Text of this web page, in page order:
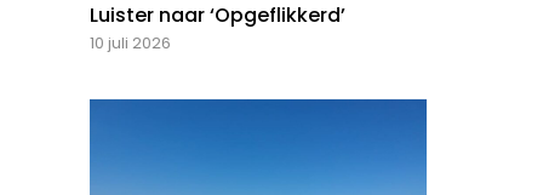
Luister naar ‘Opgeflikkerd’
10 juli 2026